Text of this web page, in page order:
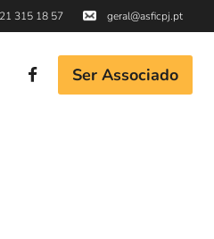
21 315 18 57 geral@asficpj.pt
Ser Associado